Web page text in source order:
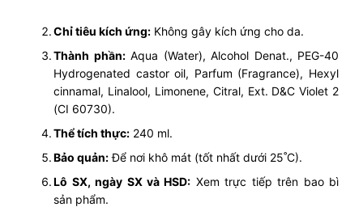
Chỉ tiêu kích ứng: Không gây kích ứng cho da.
Thành phần:Aqua (Water), Alcohol Denat., PEG-40
Hydrogenated castor oil, Parfum (Fragrance), Hexyl
cinnamal, Linalool, Limonene, Citral, Ext. D&C Violet 2
(CI 60730).
Thể tích thực: 240 ml.
Bảo quản:Để nơi khô mát (tốt nhất dưới 25˚C).
Lô SX, ngày SX và HSD: Xem trực tiếp trên bao bì
sản phẩm.